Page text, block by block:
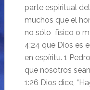
parte espiritual
muchos que el
no sólo físico o
4:24 que Dios es
en espíritu. 1
que nosotros
1:26 Dios dice,